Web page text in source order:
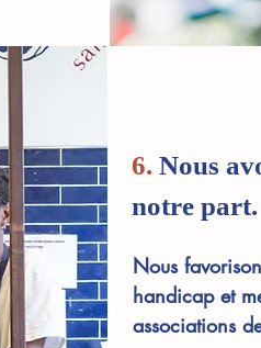
6. Nous
notre part.
Nous
handicap et
associations